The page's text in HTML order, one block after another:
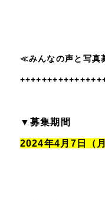
≪みんなの声と写真
▼募集期間
2024年4月7日（